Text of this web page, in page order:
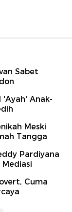
Sabet
'Ayah' Anak-
Meski
Tangga
Pardiyana
Cuma